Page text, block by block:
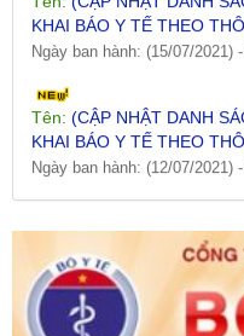
Ngày ban hành: (15/07/2021) -
Tên:
KHAI BÁO Y TẾ THEO
Ngày ban hành: (12/07/2021) -
KHAI BÁO Y TẾ THEO
Ngày ban hành: (09/07/2021)
Tên:(CẬP NHẬT DANH